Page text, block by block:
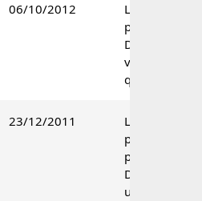
06/10/2012
Lançamento
procedente.
Decisão pelo
voto de
qualidade.
23/12/2011
Lançamento
parcialmente
procedente.
Decisão
unânime.